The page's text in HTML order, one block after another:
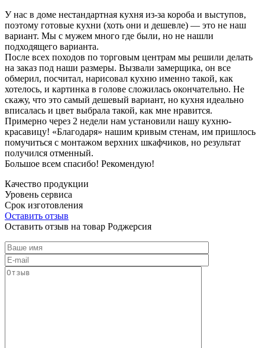
У нас в доме нестандартная кухня из-за короба и выступов,
поэтому готовые кухни (хоть они и дешевле) — это не наш
вариант. Мы с мужем много где были, но не нашли
подходящего варианта.
После всех походов по торговым центрам мы решили делать
на заказ под наши размеры. Вызвали замерщика, он все
обмерил, посчитал, нарисовал кухню именно такой, как
хотелось, и картинка в голове сложилась окончательно. Не
скажу, что это самый дешевый вариант, но кухня идеально
вписалась и цвет выбрала такой, как мне нравится.
Примерно через 2 недели нам установили нашу кухню-
красавицу! «Благодаря» нашим кривым стенам, им пришлось
помучиться с монтажом верхних шкафчиков, но результат
получился отменный.
Большое всем спасибо! Рекомендую!
Качество продукции
Уровень сервиса
Срок изготовления
Оставить отзыв
Оставить отзыв на товар Роджерсия